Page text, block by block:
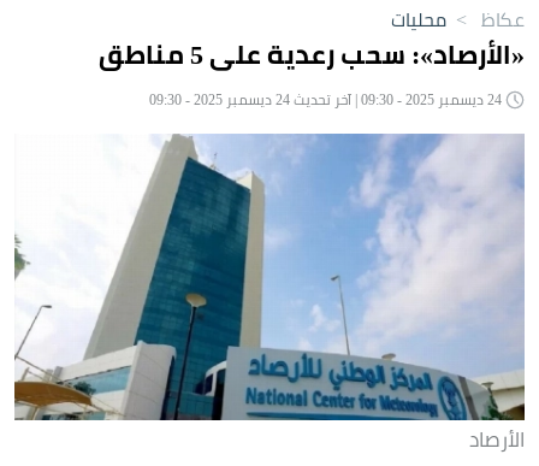
عكاظ > محليات
«الأرصاد»: سحب رعدية على 5 مناطق
الأرصاد